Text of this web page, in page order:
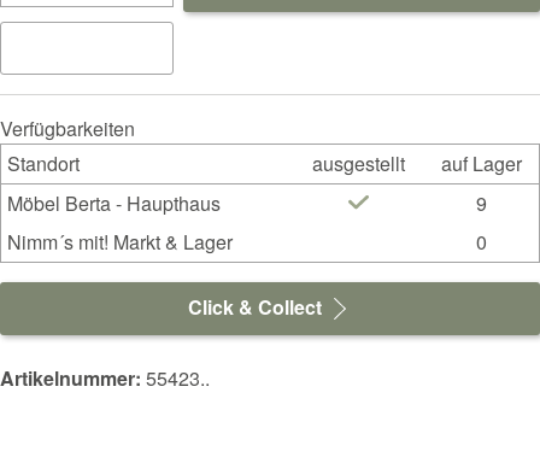
Verfügbarkeiten
Standort
ausgestellt
auf Lager
Möbel Berta - Haupthaus
9
Nimm´s mit! Markt & Lager
0
Click & Collect
Artikelnummer: 55423..